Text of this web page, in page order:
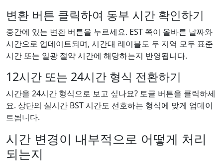
변환 버튼 클릭하여 동부 시간 확인하기
중간에 있는 변환 버튼을 누르세요. EST 쪽이 올바른 날짜와
시간으로 업데이트되며, 시간대 레이블도 두 지역 모두 표준
시간 또는 일광 절약 시간에 해당하는지 반영됩니다.
12시간 또는 24시간 형식 전환하기
시간을 24시간 형식으로 보고 싶나요? 토글 버튼을 클릭하세
요. 상단의 실시간 BST 시간도 선호하는 형식에 맞게 업데이
트됩니다.
시간 변경이 내부적으로 어떻게 처리
되는지